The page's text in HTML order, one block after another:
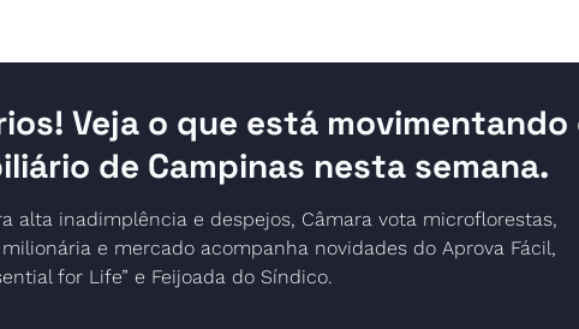
Veja o que está movimentando
de Campinas nesta semana.
alta inadimplência e despejos, Câmara vota microflorestas,
e mercado acompanha novidades do Aprova Fácil,
for Life” e Feijoada do Síndico.